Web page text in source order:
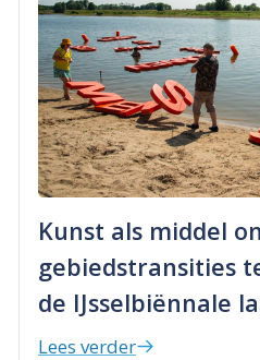
Kunst als middel
gebiedstransities
de IJsselbiënnale
Lees verder